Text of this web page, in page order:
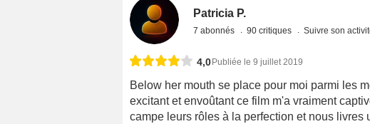
Patricia P.
7 abonnés 90 critiques Suivre son
4,0 Publiée le 9 juillet 2019
Below her mouth se place pour moi parmi les
excitant et envoûtant ce film m'a vraiment
campe leurs rôles à la perfection et nous